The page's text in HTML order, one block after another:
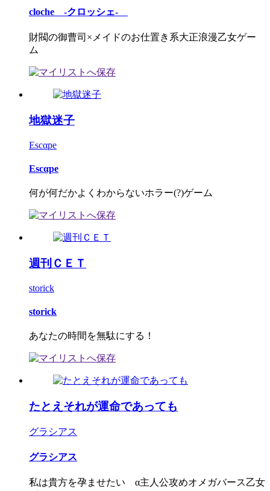
cloche -クロッシェ-
財閥の御曹司×メイドのお仕置き系大正浪漫乙女ゲー
ム
地獄迷子
Escαpe
Escαpe
何が何だかよくわからないホラー(?)ゲーム
週刊ＣＥＴ
storick
storick
あなたの時間を無駄にする！
たとえそれが運命であっても
グラシアス
グラシアス
私は貴方を孕ませたい α主人公攻めオメガバース乙女